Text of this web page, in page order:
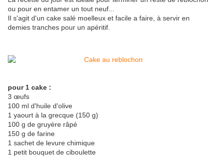
ou pour en entamer un tout neuf...
Il s'agit d'un cake salé moelleux et facile a faire, à servir en
demies tranches pour un apéritif.
pour 1 cake :
3 œufs
100 ml d'huile d'olive
1 yaourt à la grecque (150 g)
100 g de gruyère râpé
150 g de farine
1 sachet de levure chimique
1 petit bouquet de ciboulette